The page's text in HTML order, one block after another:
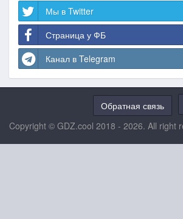
Мы в Twitter
Страница у ФБ
Канал в Telegram
Обратная связь
Copyright © GDZ.cool 2018 - 2026. All right